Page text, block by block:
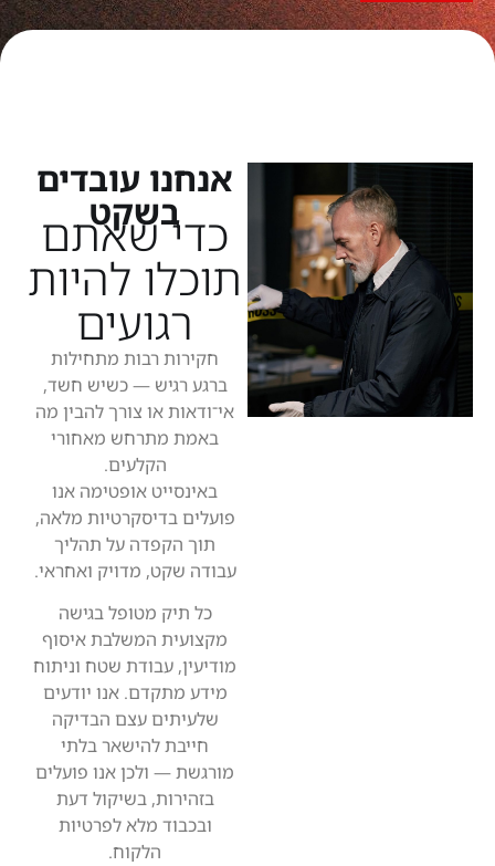
אנחנו עובדים
בשקט
כדי שאתם
תוכלו להיות
רגועים
חקירות רבות מתחילות
ברגע רגיש — כשיש חשד,
אי־ודאות או צורך להבין מה
באמת מתרחש מאחורי
הקלעים.
באינסייט אופטימה אנו
פועלים בדיסקרטיות מלאה,
תוך הקפדה על תהליך
עבודה שקט, מדויק ואחראי.
כל תיק מטופל בגישה
מקצועית המשלבת איסוף
מודיעין, עבודת שטח וניתוח
מידע מתקדם. אנו יודעים
שלעיתים עצם הבדיקה
חייבת להישאר בלתי
מורגשת — ולכן אנו פועלים
בזהירות, בשיקול דעת
ובכבוד מלא לפרטיות
הלקוח.